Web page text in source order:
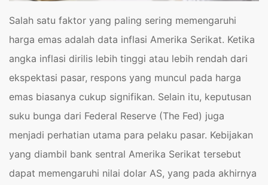
Salah satu faktor yang paling sering memengaruhi
harga emas adalah data inflasi Amerika Serikat. Ketika
angka inflasi dirilis lebih tinggi atau lebih rendah dari
ekspektasi pasar, respons yang muncul pada harga
emas biasanya cukup signifikan. Selain itu, keputusan
suku bunga dari Federal Reserve (The Fed) juga
menjadi perhatian utama para pelaku pasar. Kebijakan
yang diambil bank sentral Amerika Serikat tersebut
dapat memengaruhi nilai dolar AS, yang pada akhirnya